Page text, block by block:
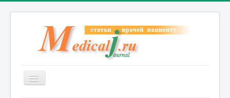
Включить/
выключить